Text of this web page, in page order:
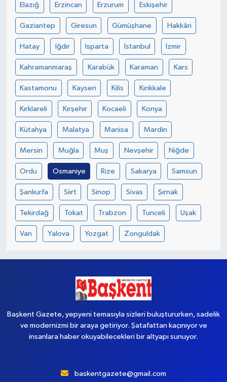
Elazığ Erzincan Erzurum Eskişehir
Gaziantep Giresun Gümüşhane Hakkâri
Hatay Iğdır Isparta İstanbul İzmir
Kahramanmaraş Karabük Karaman Kars
Kastamonu Kayseri Kilis Kırıkkale
Kırklareli Kırşehir Kocaeli Konya
Kütahya Malatya Manisa Mardin
Mersin Muğla Muş Nevşehir Niğde
Ordu Osmaniye Rize Sakarya Samsun
Şanlıurfa Siirt Sinop Sivas Şırnak
Tekirdağ Tokat Trabzon Tunceli Uşak
Van Yalova Yozgat Zonguldak
Başkent Gazete, yepyeni temasıyla sizleri buluştururken, sadelik
ve modernizmi bir araya getiriyor. Şatafattan kaçınıyor ve
insanlara haber okuyabilecekleri bir altyapı sunuyor.
baskentgazete@gmail.com